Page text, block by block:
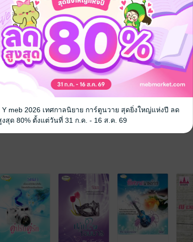
ทำ”
ล้วน่ะยังมีอะไรที่ฉันลืมอีกเหรอ”
เมื่อเห็นเธออยากรู้เขาจึงบอกให้ทราบ
ปใกล้ คังยูริคิดว่าเขาจะจูบตนเองมือเรียวจึงยกขึ้นดันแผงอกแก
อากระโปรงลงเลยน่ะสิ”
ารดึงกระโปรงตัวสั้นลงมาให้ อย่างผู้ที่หวังดี
การฉุนที่เขาช่วยทำให้ทั้งที่ความจริงไม่ต้องช่วยถึงขนาดนี้ก็ได้
”
Y meb 2026 เทศกาลนิยาย การ์ตูนวาย สุดยิ่งใหญ่แห่งปี ลด
สุด 80% ตั้งแต่วันที่ 31 ก.ค. - 16 ส.ค. 69